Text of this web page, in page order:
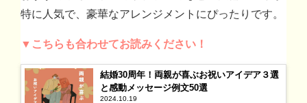
特に人気で、豪華なアレンジメントにぴったりです。
▼こちらも合わせてお読みください！
結婚30周年！両親が喜ぶお祝いアイデア３選
と感動メッセージ例文50選
2024.10.19